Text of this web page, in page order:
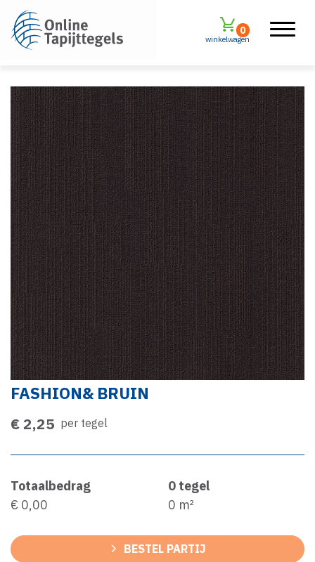
winkelwagen
0
FASHION& BRUIN
€ 2,25 per tegel
Totaalbedrag
€ 0,00
0 tegel
0 m²
BESTEL PARTIJ